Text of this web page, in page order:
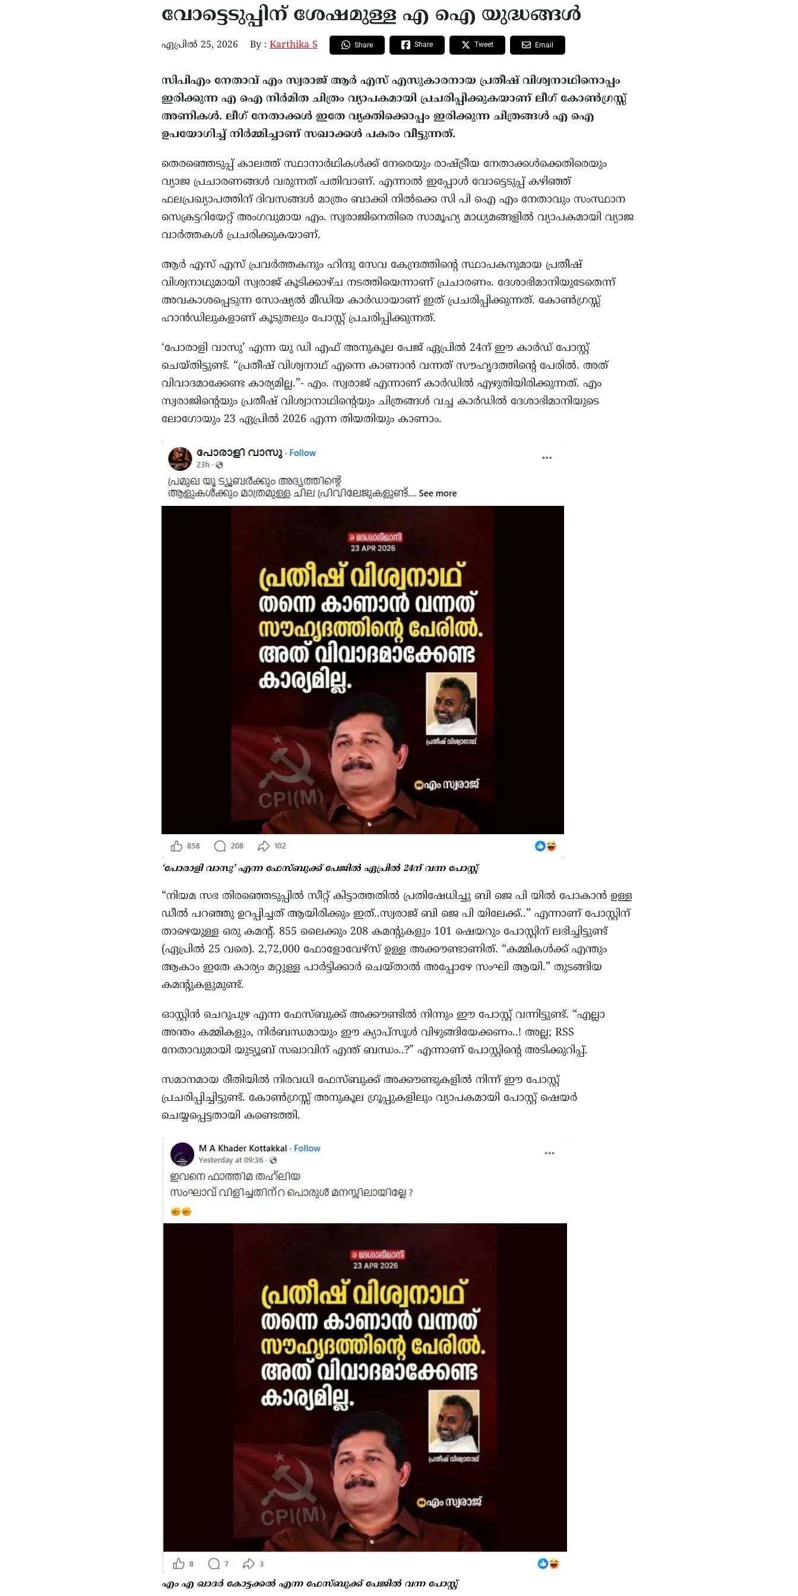
വോട്ടെടുപ്പിന് ശേഷമുള്ള എ ഐ യുദ്ധങ്ങൾ
ഏപ്രിൽ 25, 2026 By : Karthika S Share Share Tweet Email
സിപിഎം നേതാവ് എം സ്വരാജ് ആർ എസ് എസുകാരനായ പ്രതീഷ് വിശ്വനാഥിനൊപ്പം
ഇരിക്കുന്ന എ ഐ നിർമിത ചിത്രം വ്യാപകമായി പ്രചരിപ്പിക്കുകയാണ് ലീഗ് കോൺഗ്രസ്സ്
അണികൾ. ലീഗ് നേതാക്കൾ ഇതേ വ്യക്തിക്കൊപ്പം ഇരിക്കുന്ന ചിത്രങ്ങൾ എ ഐ
ഉപയോഗിച്ച് നിർമ്മിച്ചാണ് സഖാക്കൾ പകരം വീട്ടുന്നത്.
തെരഞ്ഞെടുപ്പ് കാലത്ത് സ്ഥാനാർഥികൾക്ക് നേരെയും രാഷ്ട്രീയ നേതാക്കൾക്കെതിരെയും
വ്യാജ പ്രചാരണങ്ങൾ വരുന്നത് പതിവാണ്. എന്നാൽ ഇപ്പോൾ വോട്ടെടുപ്പ് കഴിഞ്ഞ്
ഫലപ്രഖ്യാപത്തിന് ദിവസങ്ങൾ മാത്രം ബാക്കി നിൽക്കെ സി പി ഐ എം നേതാവും സംസ്ഥാന
സെക്രട്ടറിയേറ്റ് അംഗവുമായ എം. സ്വരാജിനെതിരെ സാമൂഹ്യ മാധ്യമങ്ങളിൽ വ്യാപകമായി വ്യാജ
വാർത്തകൾ പ്രചരിക്കുകയാണ്.
ആർ എസ് എസ് പ്രവർത്തകനും ഹിന്ദു സേവ കേന്ദ്രത്തിന്റെ സ്ഥാപകനുമായ പ്രതീഷ്
വിശ്വനാഥുമായി സ്വരാജ് കൂടിക്കാഴ്ച നടത്തിയെന്നാണ് പ്രചാരണം. ദേശാഭിമാനിയുടേതെന്ന്
അവകാശപ്പെടുന്ന സോഷ്യൽ മീഡിയ കാർഡായാണ് ഇത് പ്രചരിപ്പിക്കുന്നത്. കോൺഗ്രസ്സ്
ഹാൻഡിലുകളാണ് കൂടുതലും പോസ്റ്റ്‌ പ്രചരിപ്പിക്കുന്നത്.
‘പോരാളി വാസു’ എന്ന യു ഡി എഫ് അനുകൂല പേജ് ഏപ്രിൽ 24ന് ഈ കാർഡ് പോസ്റ്റ്‌
ചെയ്തിട്ടുണ്ട്. “പ്രതീഷ് വിശ്വനാഥ് എന്നെ കാണാൻ വന്നത് സൗഹൃദത്തിന്റെ പേരിൽ. അത്
വിവാദമാക്കേണ്ട കാര്യമില്ല.”- എം. സ്വരാജ് എന്നാണ് കാർഡിൽ എഴുതിയിരിക്കുന്നത്. എം
സ്വരാജിന്റെയും പ്രതീഷ് വിശ്വാനാഥിന്റെയും ചിത്രങ്ങൾ വച്ച കാർഡിൽ ദേശാഭിമാനിയുടെ
ലോഗോയും 23 ഏപ്രിൽ 2026 എന്ന തിയതിയും കാണാം.
‘പോരാളി വാസു’ എന്ന ഫേസ്ബുക്ക് പേജിൽ ഏപ്രിൽ 24ന് വന്ന പോസ്റ്റ്‌
“നിയമ സഭ തിരഞ്ഞെടുപ്പിൽ സീറ്റ് കിട്ടാത്തതിൽ പ്രതിഷേധിച്ചു ബി ജെ പി യിൽ പോകാൻ ഉള്ള
ഡീൽ പറഞ്ഞു ഉറപ്പിച്ചത് ആയിരിക്കും ഇത്..സ്വരാജ് ബി ജെ പി യിലേക്ക്..” എന്നാണ് പോസ്റ്റിന്
താഴെയുള്ള ഒരു കമന്റ്. 855 ലൈക്കും 208 കമന്റുകളും 101 ഷെയറും പോസ്റ്റിന് ലഭിച്ചിട്ടുണ്ട്
(ഏപ്രിൽ 25 വരെ). 2,72,000 ഫോളോവേഴ്സ് ഉള്ള അക്കൗണ്ടാണിത്. “കമ്മികൾക്ക് എന്തും
ആകാം ഇതേ കാര്യം മറ്റുള്ള പാർട്ടിക്കാർ ചെയ്താൽ അപ്പോഴേ സംഘി ആയി.” തുടങ്ങിയ
കമന്റുകളുമുണ്ട്.
ഓസ്റ്റിൻ ചെറുപുഴ എന്ന ഫേസ്ബുക്ക് അക്കൗണ്ടിൽ നിന്നും ഈ പോസ്റ്റ്‌ വന്നിട്ടുണ്ട്. “എല്ലാ
അന്തം കമ്മികളും, നിർബന്ധമായും ഈ ക്യാപ്‌സൂൾ വിഴുങ്ങിയേക്കണം..! അല്ല; RSS
നേതാവുമായി യുട്യൂബ് സഖാവിന് എന്ത് ബന്ധം..?” എന്നാണ് പോസ്റ്റിന്റെ അടിക്കുറിപ്പ്.
സമാനമായ രീതിയിൽ നിരവധി ഫേസ്ബുക്ക് അക്കൗണ്ടുകളിൽ നിന്ന് ഈ പോസ്റ്റ്‌
പ്രചരിപ്പിച്ചിട്ടുണ്ട്. കോൺഗ്രസ്സ് അനുകൂല ഗ്രൂപ്പുകളിലും വ്യാപകമായി പോസ്റ്റ്‌ ഷെയർ
ചെയ്യപ്പെട്ടതായി കണ്ടെത്തി.
എം എ ഖാദർ കോട്ടക്കൽ എന്ന ഫേസ്ബുക്ക് പേജിൽ വന്ന പോസ്റ്റ്‌